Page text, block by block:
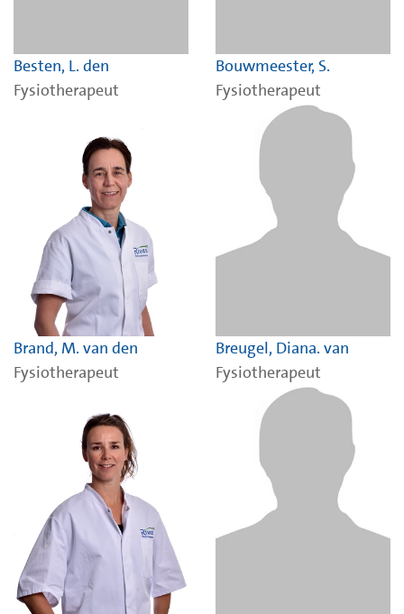
Besten, L. den
Fysiotherapeut
Bouwmeester, S.
Fysiotherapeut
Brand, M. van den
Fysiotherapeut
Breugel, Diana. van
Fysiotherapeut